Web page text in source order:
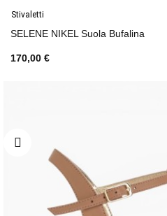
Stivaletti
SELENE NIKEL Suola Bufalina
170,00 €